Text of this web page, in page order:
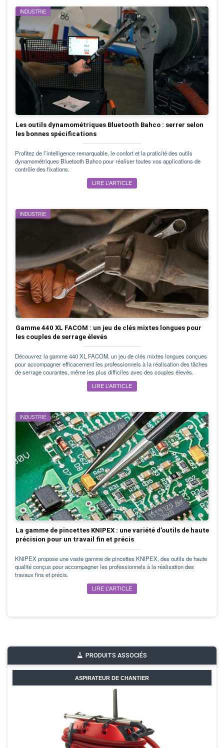
INDUSTRIE
Les outils dynamométriques Bluetooth Bahco : serrer selon
les bonnes spécifications
Profitez de l’intelligence remarquable, le confort et la praticité des outils
dynamométriques Bluetooth Bahco pour réaliser toutes vos applications de
contrôle des fixations.
LIRE L’ARTICLE
INDUSTRIE
Gamme 440 XL FACOM : un jeu de clés mixtes longues pour
les couples de serrage élevés
Découvrez la gamme 440 XL FACOM, un jeu de clés mixtes longues conçues
pour accompagner efficacement les professionnels à la réalisation des tâches
de serrage courantes, même les plus difficiles avec des couples élevés.
LIRE L’ARTICLE
INDUSTRIE
La gamme de pincettes KNIPEX : une variété d’outils de haute
précision pour un travail fin et précis
KNIPEX propose une vaste gamme de pincettes KNIPEX, des outils de haute
qualité conçus pour accompagner les professionnels à la réalisation des
travaux fins et précis.
LIRE L’ARTICLE
PRODUITS ASSOCIÉS
ASPIRATEUR DE CHANTIER